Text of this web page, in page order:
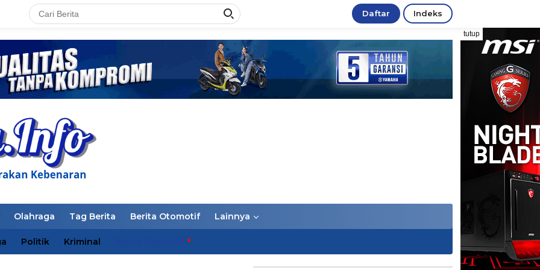
Daftar Indeks
tutup
Olahraga Tag Berita Berita Otomotif Lainnya
Politik Kriminal